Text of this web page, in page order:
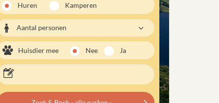
Huren Kamperen
Aantal personen
Huisdier mee Nee Ja